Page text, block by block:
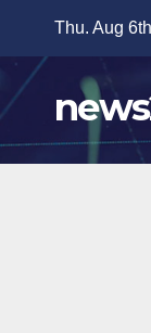
content
Thu. Aug